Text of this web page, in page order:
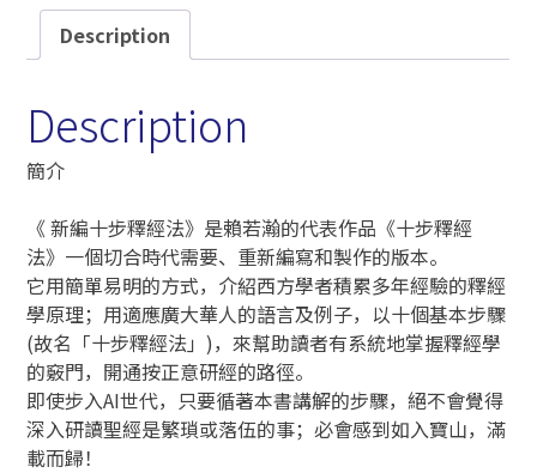
Description
Description
簡介
《 新編十步釋經法》是賴若瀚的代表作品《十步釋經
法》一個切合時代需要、重新編寫和製作的版本。
它用簡單易明的方式，介紹西方學者積累多年經驗的釋經
學原理；用適應廣大華人的語言及例子，以十個基本步驟
(故名「十步釋經法」)，來幫助讀者有系統地掌握釋經學
的竅門，開通按正意研經的路徑。
即使步入AI世代，只要循著本書講解的步驟，絕不會覺得
深入研讀聖經是繁瑣或落伍的事；必會感到如入寶山，滿
載而歸！